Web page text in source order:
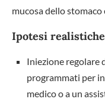
mucosa dello
Ipotesi
Iniezione regolare
programmati per
medico o a un